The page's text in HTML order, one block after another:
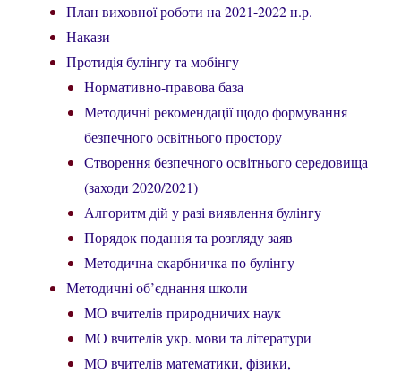
План виховної роботи на 2021-2022 н.р.
Накази
Протидія булінгу та мобінгу
Нормативно-правова база
Методичні рекомендації щодо формування
безпечного освітнього простору
Створення безпечного освітнього середовища
(заходи 2020/2021)
Алгоритм дій у разі виявлення булінгу
Порядок подання та розгляду заяв
Методична скарбничка по булінгу
Методичні об’єднання школи
МО вчителів природничих наук
МО вчителів укр. мови та літератури
МО вчителів математики, фізики,